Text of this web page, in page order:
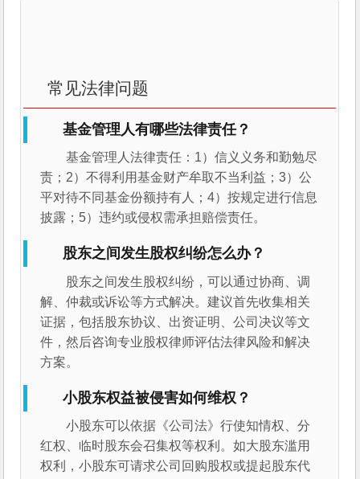
常见法律问题
基金管理人有哪些法律责任？
基金管理人法律责任：1）信义义务和勤勉尽
责；2）不得利用基金财产牟取不当利益；3）公
平对待不同基金份额持有人；4）按规定进行信息
披露；5）违约或侵权需承担赔偿责任。
股东之间发生股权纠纷怎么办？
股东之间发生股权纠纷，可以通过协商、调
解、仲裁或诉讼等方式解决。建议首先收集相关
证据，包括股东协议、出资证明、公司决议等文
件，然后咨询专业股权律师评估法律风险和解决
方案。
小股东权益被侵害如何维权？
小股东可以依据《公司法》行使知情权、分
红权、临时股东会召集权等权利。如大股东滥用
权利，小股东可请求公司回购股权或提起股东代